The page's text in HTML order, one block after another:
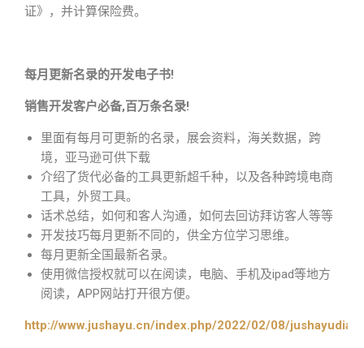
证》，并计算保险费。
每月更新名录的开发电子书!
销售开发客户必备,百万条名录!
里面有每月可更新的名录，展会资料，海关数据，跨
境，亚马逊可供下载
介绍了货代必备的工具更新超千种，以及各种跨境电商
工具，外贸工具。
话术总结，如何和客人沟通，如何去回访拜访客人等等
开发技巧每月更新不同的，供全方位学习思维。
每月更新全国最新名录。
使用微信授权就可以在阅读，电脑、手机及ipad等地方
阅读，APP网站打开很方便。
http://www.jushayu.cn/index.php/2022/02/08/